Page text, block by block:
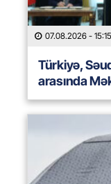
07.08.2026 - 15:15
Türkiyə,
arasında